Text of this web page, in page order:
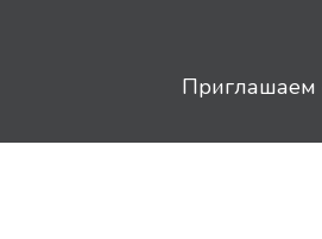
Приглашаем